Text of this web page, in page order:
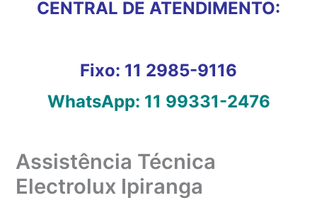
CENTRAL DE ATENDIMENTO:
Fixo: 11 2985-9116
WhatsApp: 11 99331-2476
Assistência Técnica
Electrolux Ipiranga